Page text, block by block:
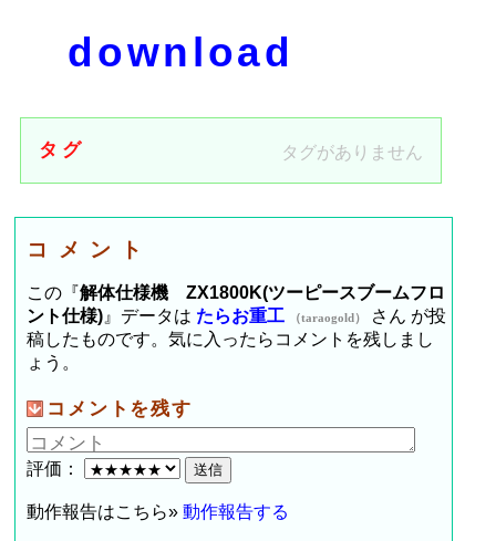
download
タグ タグがありません
コメント
この『解体仕様機 ZX1800K(ツーピースブームフロ
ント仕様)』データは たらお重工 （taraogold）
さん が投
稿したものです。気に入ったらコメントを残しまし
ょう。
コメントを残す
評価：
動作報告はこちら»動作報告する